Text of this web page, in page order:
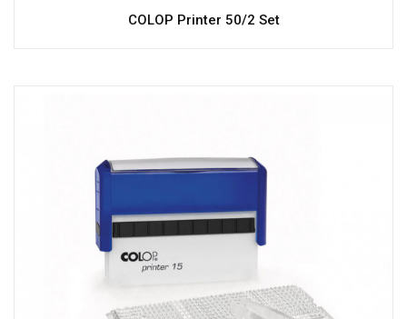
COLOP Printer 50/2 Set